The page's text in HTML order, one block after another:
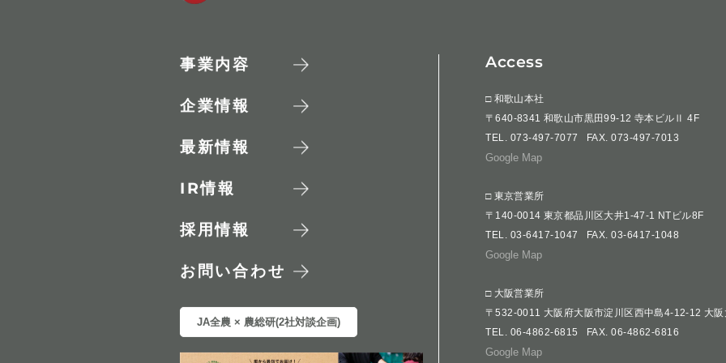
事業内容
企業情報
最新情報
IR情報
採用情報
お問い合わせ
JA全農 × 農総研(2社対談企画)
Access
□ 和歌山本社
〒640-8341 和歌山市黒田99-12 寺本ビルⅡ 4F
TEL. 073-497-7077 FAX. 073-497-7013
Google Map
□ 東京営業所
〒140-0014 東京都品川区大井1-47-1 NTビル8F
TEL. 03-6417-1047 FAX. 03-6417-1048
Google Map
□ 大阪営業所
〒532-0011 大阪府大阪市淀川区西中島4-12-12 大
TEL. 06-4862-6815 FAX. 06-4862-6816
Google Map